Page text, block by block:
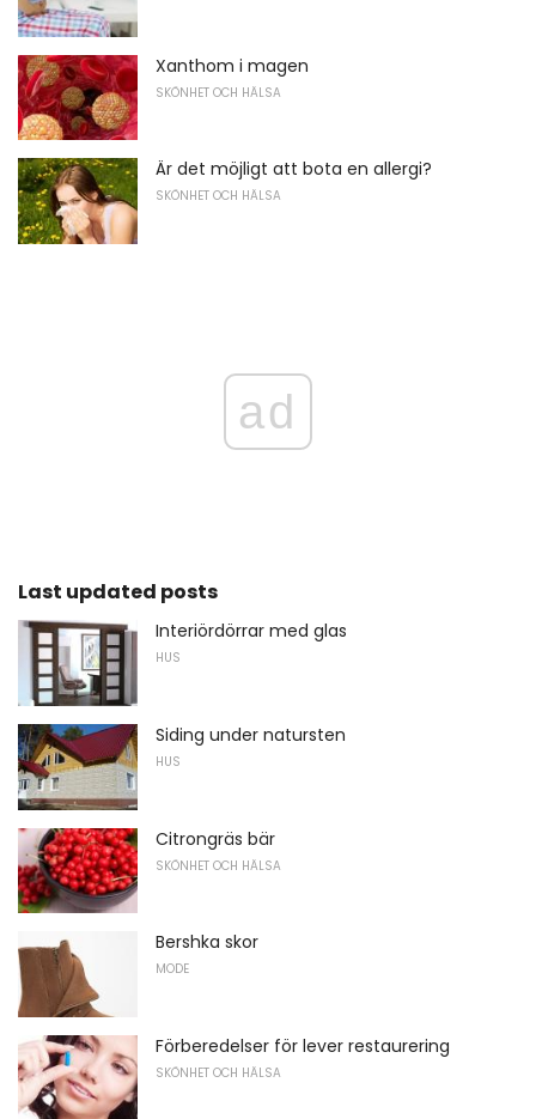
Xanthom i magen
SKÖNHET OCH HÄLSA
Är det möjligt att bota en allergi?
SKÖNHET OCH HÄLSA
ad
Last updated posts
Interiördörrar med glas
HUS
Siding under natursten
HUS
Citrongräs bär
SKÖNHET OCH HÄLSA
Bershka skor
MODE
Förberedelser för lever restaurering
SKÖNHET OCH HÄLSA